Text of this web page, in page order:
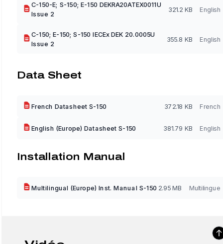
C-150-E; S-150; E-150 DEKRA20ATEX0011U
Issue 2
321.2 KB English
C-150; E-150; S-150 IECEx DEK 20.0005U
Issue 2
355.8 KB English
Data Sheet
French Datasheet S-150 372.18 KB French
English (Europe) Datasheet S-150 381.79 KB English
Installation Manual
Multilingual (Europe) Inst. Manual S-150 2.95 MB Multilingue